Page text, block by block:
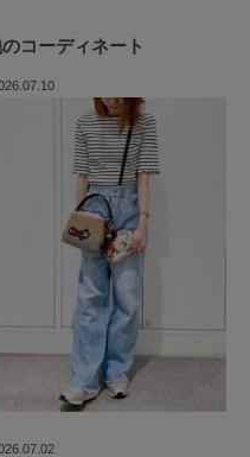
コーディネート